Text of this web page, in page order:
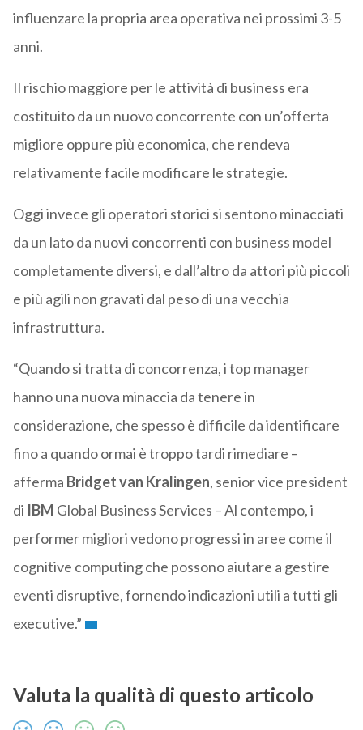
influenzare la propria area operativa nei prossimi 3-5
anni.
Il rischio maggiore per le attività di business era
costituito da un nuovo concorrente con un’offerta
migliore oppure più economica, che rendeva
relativamente facile modificare le strategie.
Oggi invece gli operatori storici si sentono minacciati
da un lato da nuovi concorrenti con business model
completamente diversi, e dall’altro da attori più piccoli
e più agili non gravati dal peso di una vecchia
infrastruttura.
“Quando si tratta di concorrenza, i top manager
hanno una nuova minaccia da tenere in
considerazione, che spesso è difficile da identificare
fino a quando ormai è troppo tardi rimediare –
afferma Bridgetvan Kralingen, senior vice president
di IBM Global Business Services – Al contempo, i
performer migliori vedono progressi in aree come il
cognitive computing che possono aiutare a gestire
eventi disruptive, fornendo indicazioni utili a tutti gli
executive.”
Valuta la qualità di questo articolo